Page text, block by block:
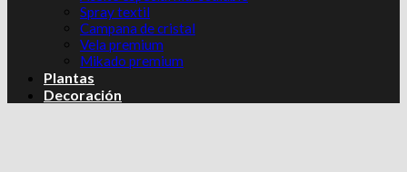
Spray textil
Campana de cristal
Vela premium
Mikado premium
Plantas
Decoración